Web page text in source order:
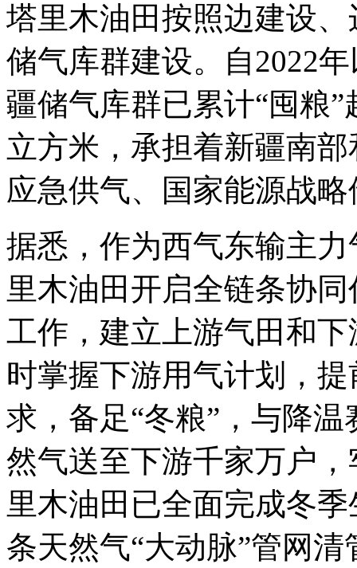
塔里木油田按照边建设
储气库群建设。自2022
疆储气库群已累计“囤粮
立方米，承担着新疆南
应急供气、国家能源战
据悉，作为西气东输主
里木油田开启全链条协
工作，建立上游气田和
时掌握下游用气计划，
求，备足“冬粮”，与降
然气送至下游千家万户
里木油田已全面完成冬
条天然气“大动脉”管网